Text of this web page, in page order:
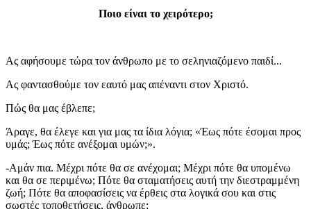
Ποιο είναι το χειρότερο;
Ας αφήσουμε τώρα τον άνθρωπο με το σεληνιαζόμενο παιδί...
Ας φαντασθούμε τον εαυτό μας απέναντι στον Χριστό.
Πώς θα μας έβλεπε;
Άραγε, θα έλεγε και για μας τα ίδια λόγια; «Έως πότε έσομαι προς
υμάς; Έως πότε ανέξομαι υμών;».
-Αμάν πια. Μέχρι πότε θα σε ανέχομαι; Μέχρι πότε θα υπομένω
και θα σε περιμένω; Πότε θα σταματήσεις αυτή την διεστραμμένη
ζωή; Πότε θα αποφασίσεις να έρθεις στα λογικά σου και στις
σωστές τοποθετήσεις, άνθρωπε;